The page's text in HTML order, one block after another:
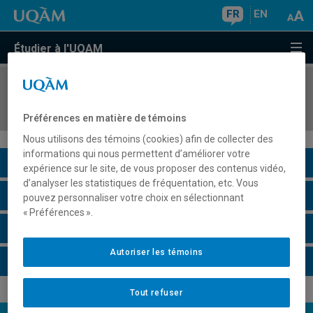
FR EN
Étudier à l'UQAM
COURS//
Description du cours
Horaire - Été 2026
Préférences en matière de témoins
Nous utilisons des témoins (cookies) afin de collecter des
informations qui nous permettent d’améliorer votre
expérience sur le site, de vous proposer des contenus vidéo,
d’analyser les statistiques de fréquentation, etc. Vous
pouvez personnaliser votre choix en sélectionnant
« Préférences ».
Tout refuser
Autoriser les témoins